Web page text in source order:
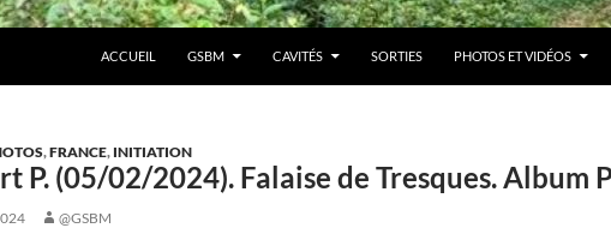
ACCUEIL GSBM CAVITÉS SORTIES PHOTOS ET VIDÉOS
,FRANCE, INITIATION
P. (05/02/2024). Falaise de Tresques. Album
@GSBM